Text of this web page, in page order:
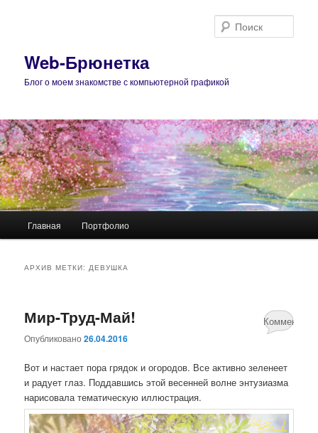
Web-Брюнетка
Блог о моем знакомстве с компьютерной графикой
Перейти
содержимому
Перейти
содержимому
Главная Портфолио
АРХИВ МЕТКИ:ДЕВУШКА
Мир-Труд-Май!
Опубликовано26.04.2016
Вот и настает пора грядок и огородов. Все активно зеленеет
и радует глаз. Поддавшись этой весенней волне энтузиазма
нарисовала тематическую иллюстрация.